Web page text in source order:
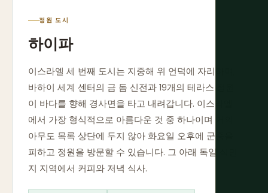
정원 도시
하이파
이스라엘 세 번째 도시는 지중해 위 언덕에 자리하며,
바하이 세계 센터의 금 돔 신전과 19개의 테라스 정원
이 바다를 향해 경사면을 타고 내려갑니다. 이스라엘
에서 가장 형식적으로 아름다운 것 중 하나이며 거의
아무도 목록 상단에 두지 않아 화요일 오후에 군중을
피하고 정원을 방문할 수 있습니다. 그 아래 독일 식민
지 지역에서 커피와 저녁 식사.